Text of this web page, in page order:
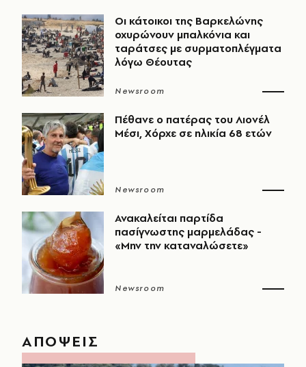
Οι κάτοικοι της Βαρκελώνης
οχυρώνουν μπαλκόνια και
ταράτσες με συρματοπλέγματα
λόγω Θέουτας
Newsroom
Πέθανε ο πατέρας του Λιονέλ
Μέσι, Χόρχε σε ηλικία 68 ετών
Newsroom
Ανακαλείται παρτίδα
πασίγνωστης μαρμελάδας -
«Μην την καταναλώσετε»
Newsroom
ΑΠΟΨΕΙΣ